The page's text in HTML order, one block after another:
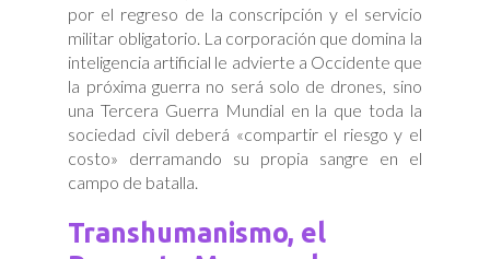
por el regreso de la conscripción y el servicio
militar obligatorio. La corporación que domina la
inteligencia artificial le advierte a Occidente que
la próxima guerra no será solo de drones, sino
una Tercera Guerra Mundial en la que toda la
sociedad civil deberá «compartir el riesgo y el
costo» derramando su propia sangre en el
campo de batalla.
Transhumanismo, el